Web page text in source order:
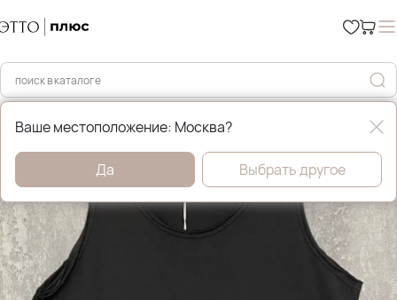
Главная Футболки, майки и топы
Ваше местоположение: Москва?
Да Выбрать другое